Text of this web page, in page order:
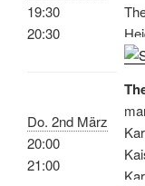
19:30
20:30
Do. 2nd März
20:00
21:00